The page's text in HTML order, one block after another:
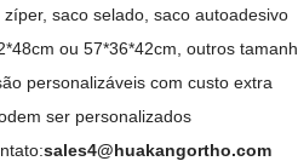
saco selado, saco autoadesivo
ou 57*36*42cm, outros
personalizáveis ​​com custo extra
ser personalizados
sales4@huakangortho.com